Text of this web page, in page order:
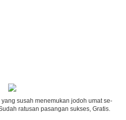
susah menemukan jodoh umat se-
ratusan pasangan sukses, Gratis.